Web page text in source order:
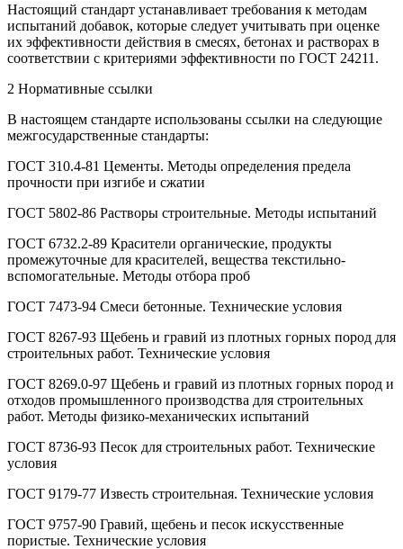
Настоящий стандарт устанавливает требования к методам
испытаний добавок, которые следует учитывать при оценке
их эффективности действия в смесях, бетонах и растворах в
соответствии с критериями эффективности по ГОСТ 24211.
2 Нормативные ссылки
В настоящем стандарте использованы ссылки на следующие
межгосударственные стандарты:
ГОСТ 310.4-81 Цементы. Методы определения предела
прочности при изгибе и сжатии
ГОСТ 5802-86 Растворы строительные. Методы испытаний
ГОСТ 6732.2-89 Красители органические, продукты
промежуточные для красителей, вещества текстильно-
вспомогательные. Методы отбора проб
ГОСТ 7473-94 Смеси бетонные. Технические условия
ГОСТ 8267-93 Щебень и гравий из плотных горных пород для
строительных работ. Технические условия
ГОСТ 8269.0-97 Щебень и гравий из плотных горных пород и
отходов промышленного производства для строительных
работ. Методы физико-механических испытаний
ГОСТ 8736-93 Песок для строительных работ. Технические
условия
ГОСТ 9179-77 Известь строительная. Технические условия
ГОСТ 9757-90 Гравий, щебень и песок искусственные
пористые. Технические условия